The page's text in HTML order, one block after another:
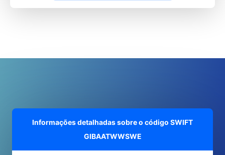
Informações detalhadas sobre o código SWIFT
GIBAATWWSWE